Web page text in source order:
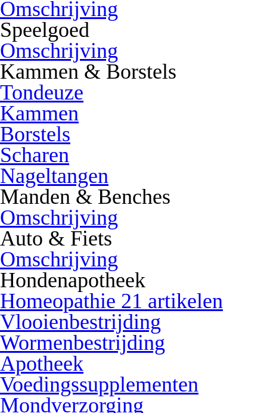
Omschrijving
Speelgoed
Omschrijving
Kammen & Borstels
Tondeuze
Kammen
Borstels
Scharen
Nageltangen
Manden & Benches
Omschrijving
Auto & Fiets
Omschrijving
Hondenapotheek
Homeopathie 21 artikelen
Vlooienbestrijding
Wormenbestrijding
Apotheek
Voedingssupplementen
Mondverzorging